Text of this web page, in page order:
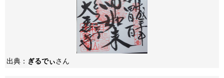
出典： ぎるでぃさん